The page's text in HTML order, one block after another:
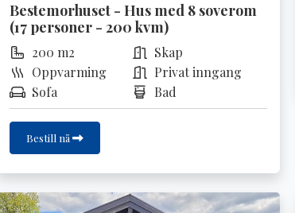
Bestemorhuset - Hus med 8 soverom
(17 personer - 200 kvm)
200 m2
Skap
Oppvarming
Privat inngang
Sofa
Bad
Bestill nå